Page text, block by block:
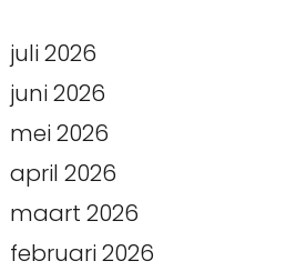
juli 2026
juni 2026
mei 2026
april 2026
maart 2026
februari 2026